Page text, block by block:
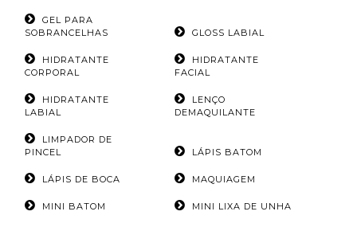
GEL PARA
SOBRANCELHAS
GLOSS LABIAL
HIDRATANTE
CORPORAL
HIDRATANTE
FACIAL
HIDRATANTE
LABIAL
LENÇO
DEMAQUILANTE
LIMPADOR DE
PINCEL
LÁPIS BATOM
LÁPIS DE BOCA MAQUIAGEM
MINI BATOM MINI LIXA DE UNHA